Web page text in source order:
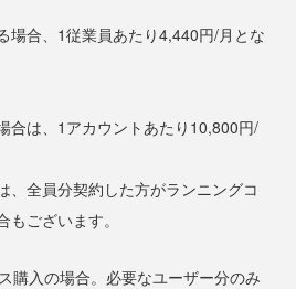
場合、1従業員あたり4,440円/月とな
合は、1アカウントあたり10,800円/
、全員分契約した方がランニングコ
ございます。
購入の場合。必要なユーザー分のみ